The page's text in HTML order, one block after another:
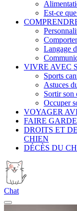
Est-ce
Langage
VIVRE AVEC
Sports
Astuces
Sortir son
Occuper
VOYAGER
FAIRE
DROITS ET
CHIEN
DÉCÈS DU
Chat